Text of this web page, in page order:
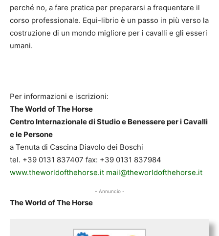
perché no, a fare pratica per prepararsi a frequentare il
corso professionale. Equi-librio è un passo in più verso la
costruzione di un mondo migliore per i cavalli e gli esseri
umani.
Per informazioni e iscrizioni:
The World of The Horse
Centro Internazionale di Studio e Benessere per i Cavalli
e le Persone
a Tenuta di Cascina Diavolo dei Boschi
tel. +39 0131 837407 fax: +39 0131 837984
www.theworldofthehorse.it mail@theworldofthehorse.it
- Annuncio -
The World of The Horse